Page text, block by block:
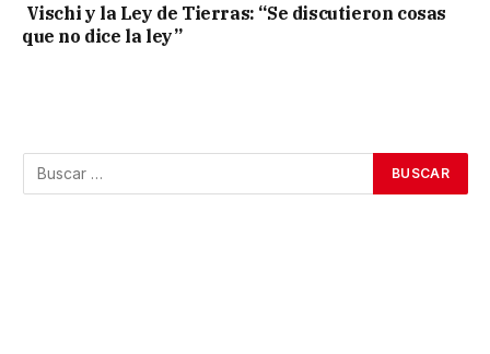
Vischi y la Ley de Tierras: “Se discutieron cosas
que no dice la ley”